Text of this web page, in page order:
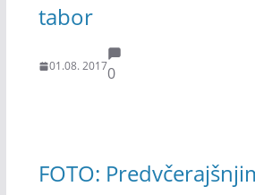
tabor
01.08. 20170
FOTO: